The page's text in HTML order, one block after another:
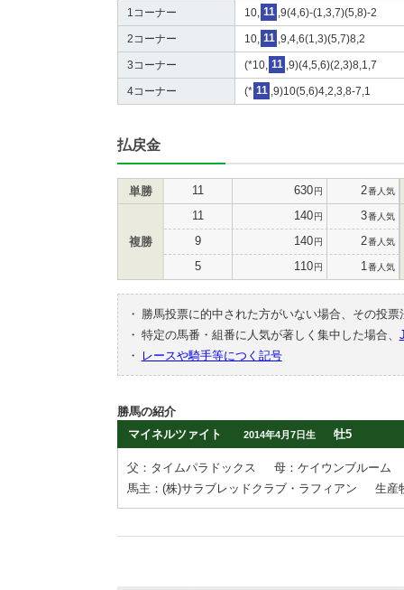
1コーナー 10, 11 ,9(4,6)-(1,3,7)(5,8)-2
2コーナー 10, 11 ,9,4,6(1,3)(5,7)8,2
3コーナー (*10, 11 ,9)(4,5,6)(2,3)8,1,7
4コーナー (* 11 ,9)10(5,6)4,2,3,8-7,1
払戻金
単勝 11 630円 2番人気
複勝
11 140円 3番人気
9 140円 2番人気
5 110円 1 番人気
・
勝馬投票に的中された方がいない場合、その投
・ 特定の馬番・組番に人気が著しく集中した場合、
・
レースや騎手等につく記号
勝馬の紹介
マイネルツァイト
2014年4月7日生 牡5
父：タイムパラドックス
母：ケイウンブルーム
馬主：(株)サラブレッドクラブ・ラフィアン
生産